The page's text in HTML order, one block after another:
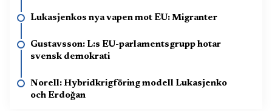
Lukasjenkos nya vapen mot EU: Migranter
Gustavsson: L:s EU-parlamentsgrupp hotar
svensk demokrati
Norell: Hybridkrigföring modell Lukasjenko
och Erdoğan